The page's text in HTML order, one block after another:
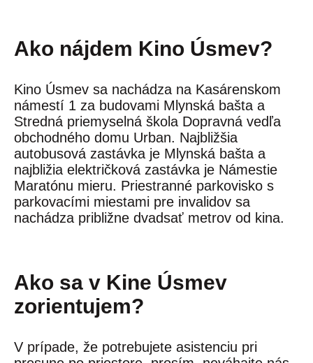
Ako nájdem Kino Úsmev?
Kino Úsmev sa nachádza na Kasárenskom
námestí 1 za budovami Mlynská bašta a
Stredná priemyselná škola Dopravná vedľa
obchodného domu Urban. Najbližšia
autobusová zastávka je Mlynská bašta a
najbližia električková zastávka je Námestie
Maratónu mieru. Priestranné parkovisko s
parkovacími miestami pre invalidov sa
nachádza približne dvadsať metrov od kina.
Ako sa v Kine Úsmev
zorientujem?
V prípade, že potrebujete asistenciu pri